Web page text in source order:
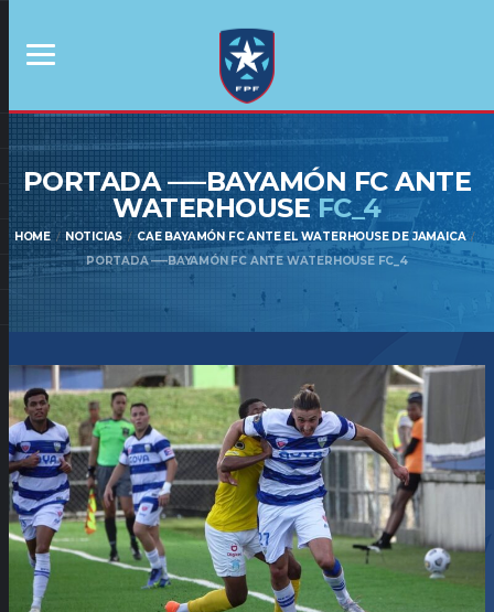
PORTADA —–BAYAMÓN FC ANTE
WATERHOUSEFC_4
HOME NOTICIAS
CAE BAYAMÓN FC ANTE EL WATERHOUSE DE JAMAICA
PORTADA —–BAYAMÓN FC ANTE WATERHOUSE FC_4